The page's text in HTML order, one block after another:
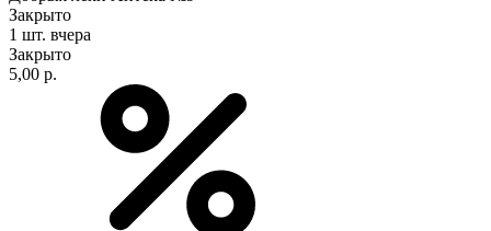
Закрыто
1 шт. вчера
Закрыто
5,00 р.